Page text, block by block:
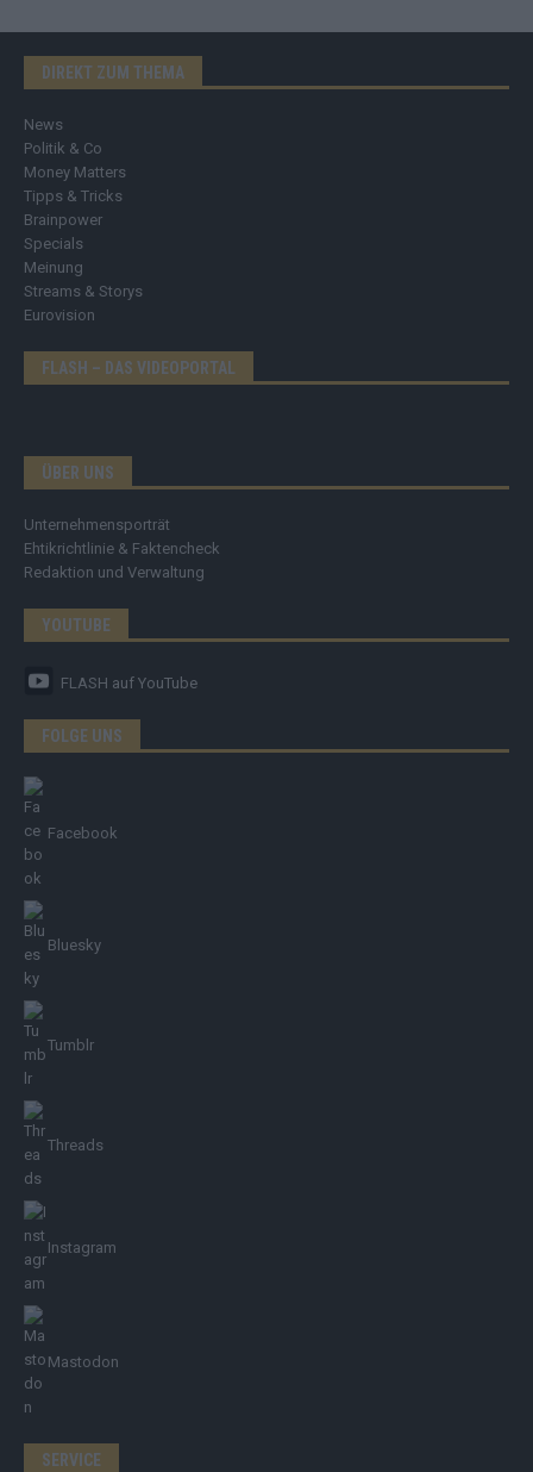
DIREKT ZUM THEMA
News
Politik & Co
Money Matters
Tipps & Tricks
Brainpower
Specials
Meinung
Streams & Storys
Eurovision
FLASH – DAS VIDEOPORTAL
ÜBER UNS
Unternehmensporträt
Ehtikrichtlinie & Faktencheck
Redaktion und Verwaltung
YOUTUBE
FLASH auf YouTube
FOLGE UNS
Facebook
Bluesky
Tumblr
Threads
Instagram
Mastodon
SERVICE